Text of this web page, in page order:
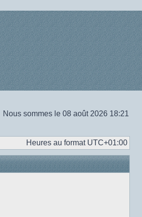
Nous sommes le 08 août 2026 18:21
Heures au format UTC+01:00